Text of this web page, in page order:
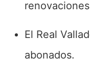
El Real
abonados.